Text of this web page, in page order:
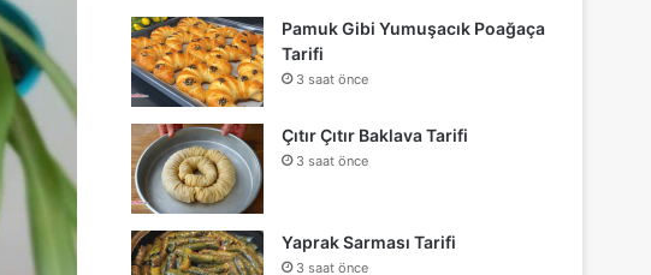
Pamuk Gibi Yumuşacık Poağaça
Tarifi
3 saat önce
Çıtır Çıtır Baklava Tarifi
3 saat önce
Yaprak Sarması Tarifi
3 saat önce